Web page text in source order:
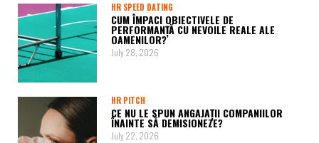
HR SPEED DATING
CUM ÎMPACI OBIECTIVELE DE
PERFORMANȚĂ CU NEVOILE REALE ALE
OAMENILOR?
July 28, 2026
HR PITCH
CE NU LE SPUN ANGAJAȚII COMPANIILOR
ÎNAINTE SĂ DEMISIONEZE?
July 22, 2026